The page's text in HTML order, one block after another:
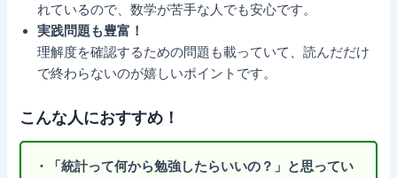
れているので、数学が苦手な人でも安心です。
実践問題も豊富！
理解度を確認するための問題も載っていて、読んだだけ
で終わらないのが嬉しいポイントです。
こんな人におすすめ！
・「統計って何から勉強したらいいの？」と思ってい